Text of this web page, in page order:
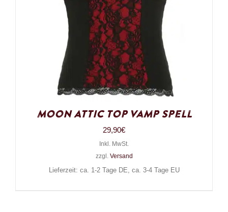
Moon Attic Top Vamp Spell
29,90€
Inkl. MwSt.
zzgl. Versand
Lieferzeit: ca. 1-2 Tage DE, ca. 3-4 Tage EU